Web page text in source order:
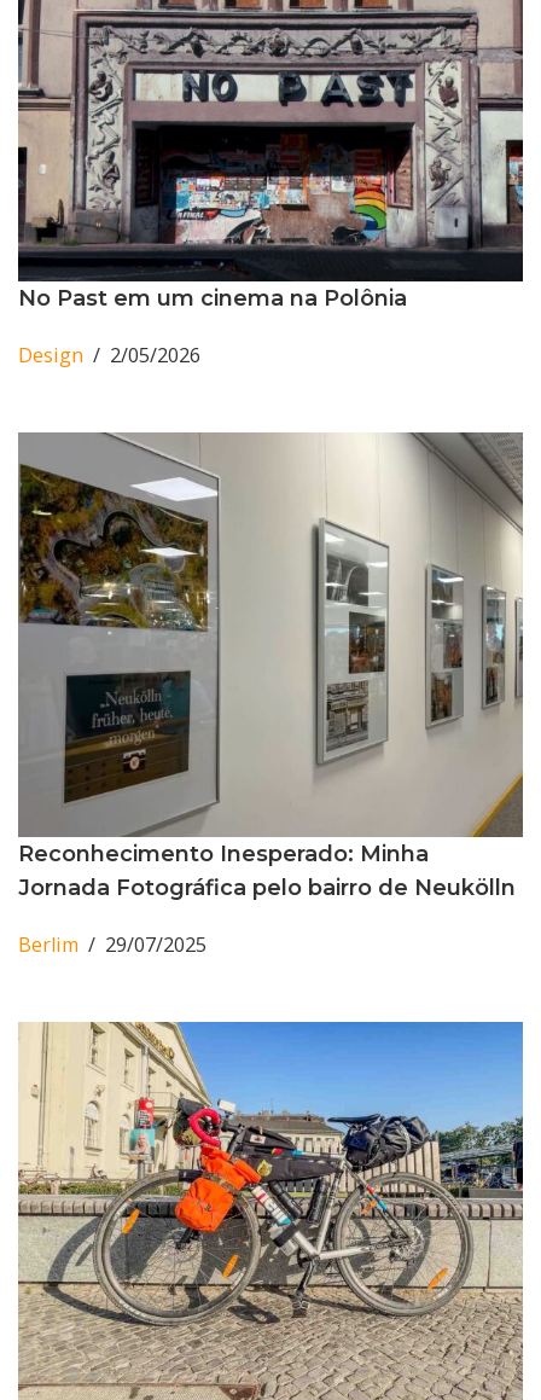
No Past em um cinema na Polônia
Design 2/05/2026
Reconhecimento Inesperado: Minha
Jornada Fotográfica pelo bairro de Neukölln
Berlim 29/07/2025